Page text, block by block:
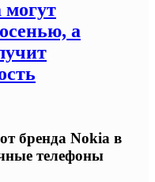
а
бренда Nokia в
телефоны